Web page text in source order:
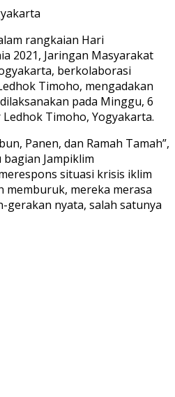
rangkaian Hari
2021, Jaringan Masyarakat
berkolaborasi
Timoho, mengadakan
pada Minggu, 6
Ledhok Timoho, Yogyakarta.
Panen, dan Ramah Tamah”,
bagian Jampiklim
situasi krisis iklim
memburuk, mereka merasa
gerakan nyata, salah satunya